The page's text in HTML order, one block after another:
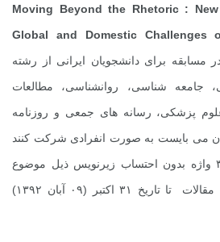
Moving Beyond the Rhetoric : New
Global and Domestic Challenges
مسابقه برای دانشجویان ایرانی از رشته‌
جامعه ‌شناسی، روانشناسی، مطالعات
پزشکی، رسانه‌ های جمعی و روزنامه
می‌ بایست به صورت انفرادی شرکت کنند
و مقاله‌ ای حداکثر تا ۳۵۰۰ واژه بدون احتساب زیرنویس ذیل موضوع
فوق بنویسند. مهلت ارسال مقالات تا تاریخ ۳۱ اکتبر (۰۹ آبان ۱۳۹۲)